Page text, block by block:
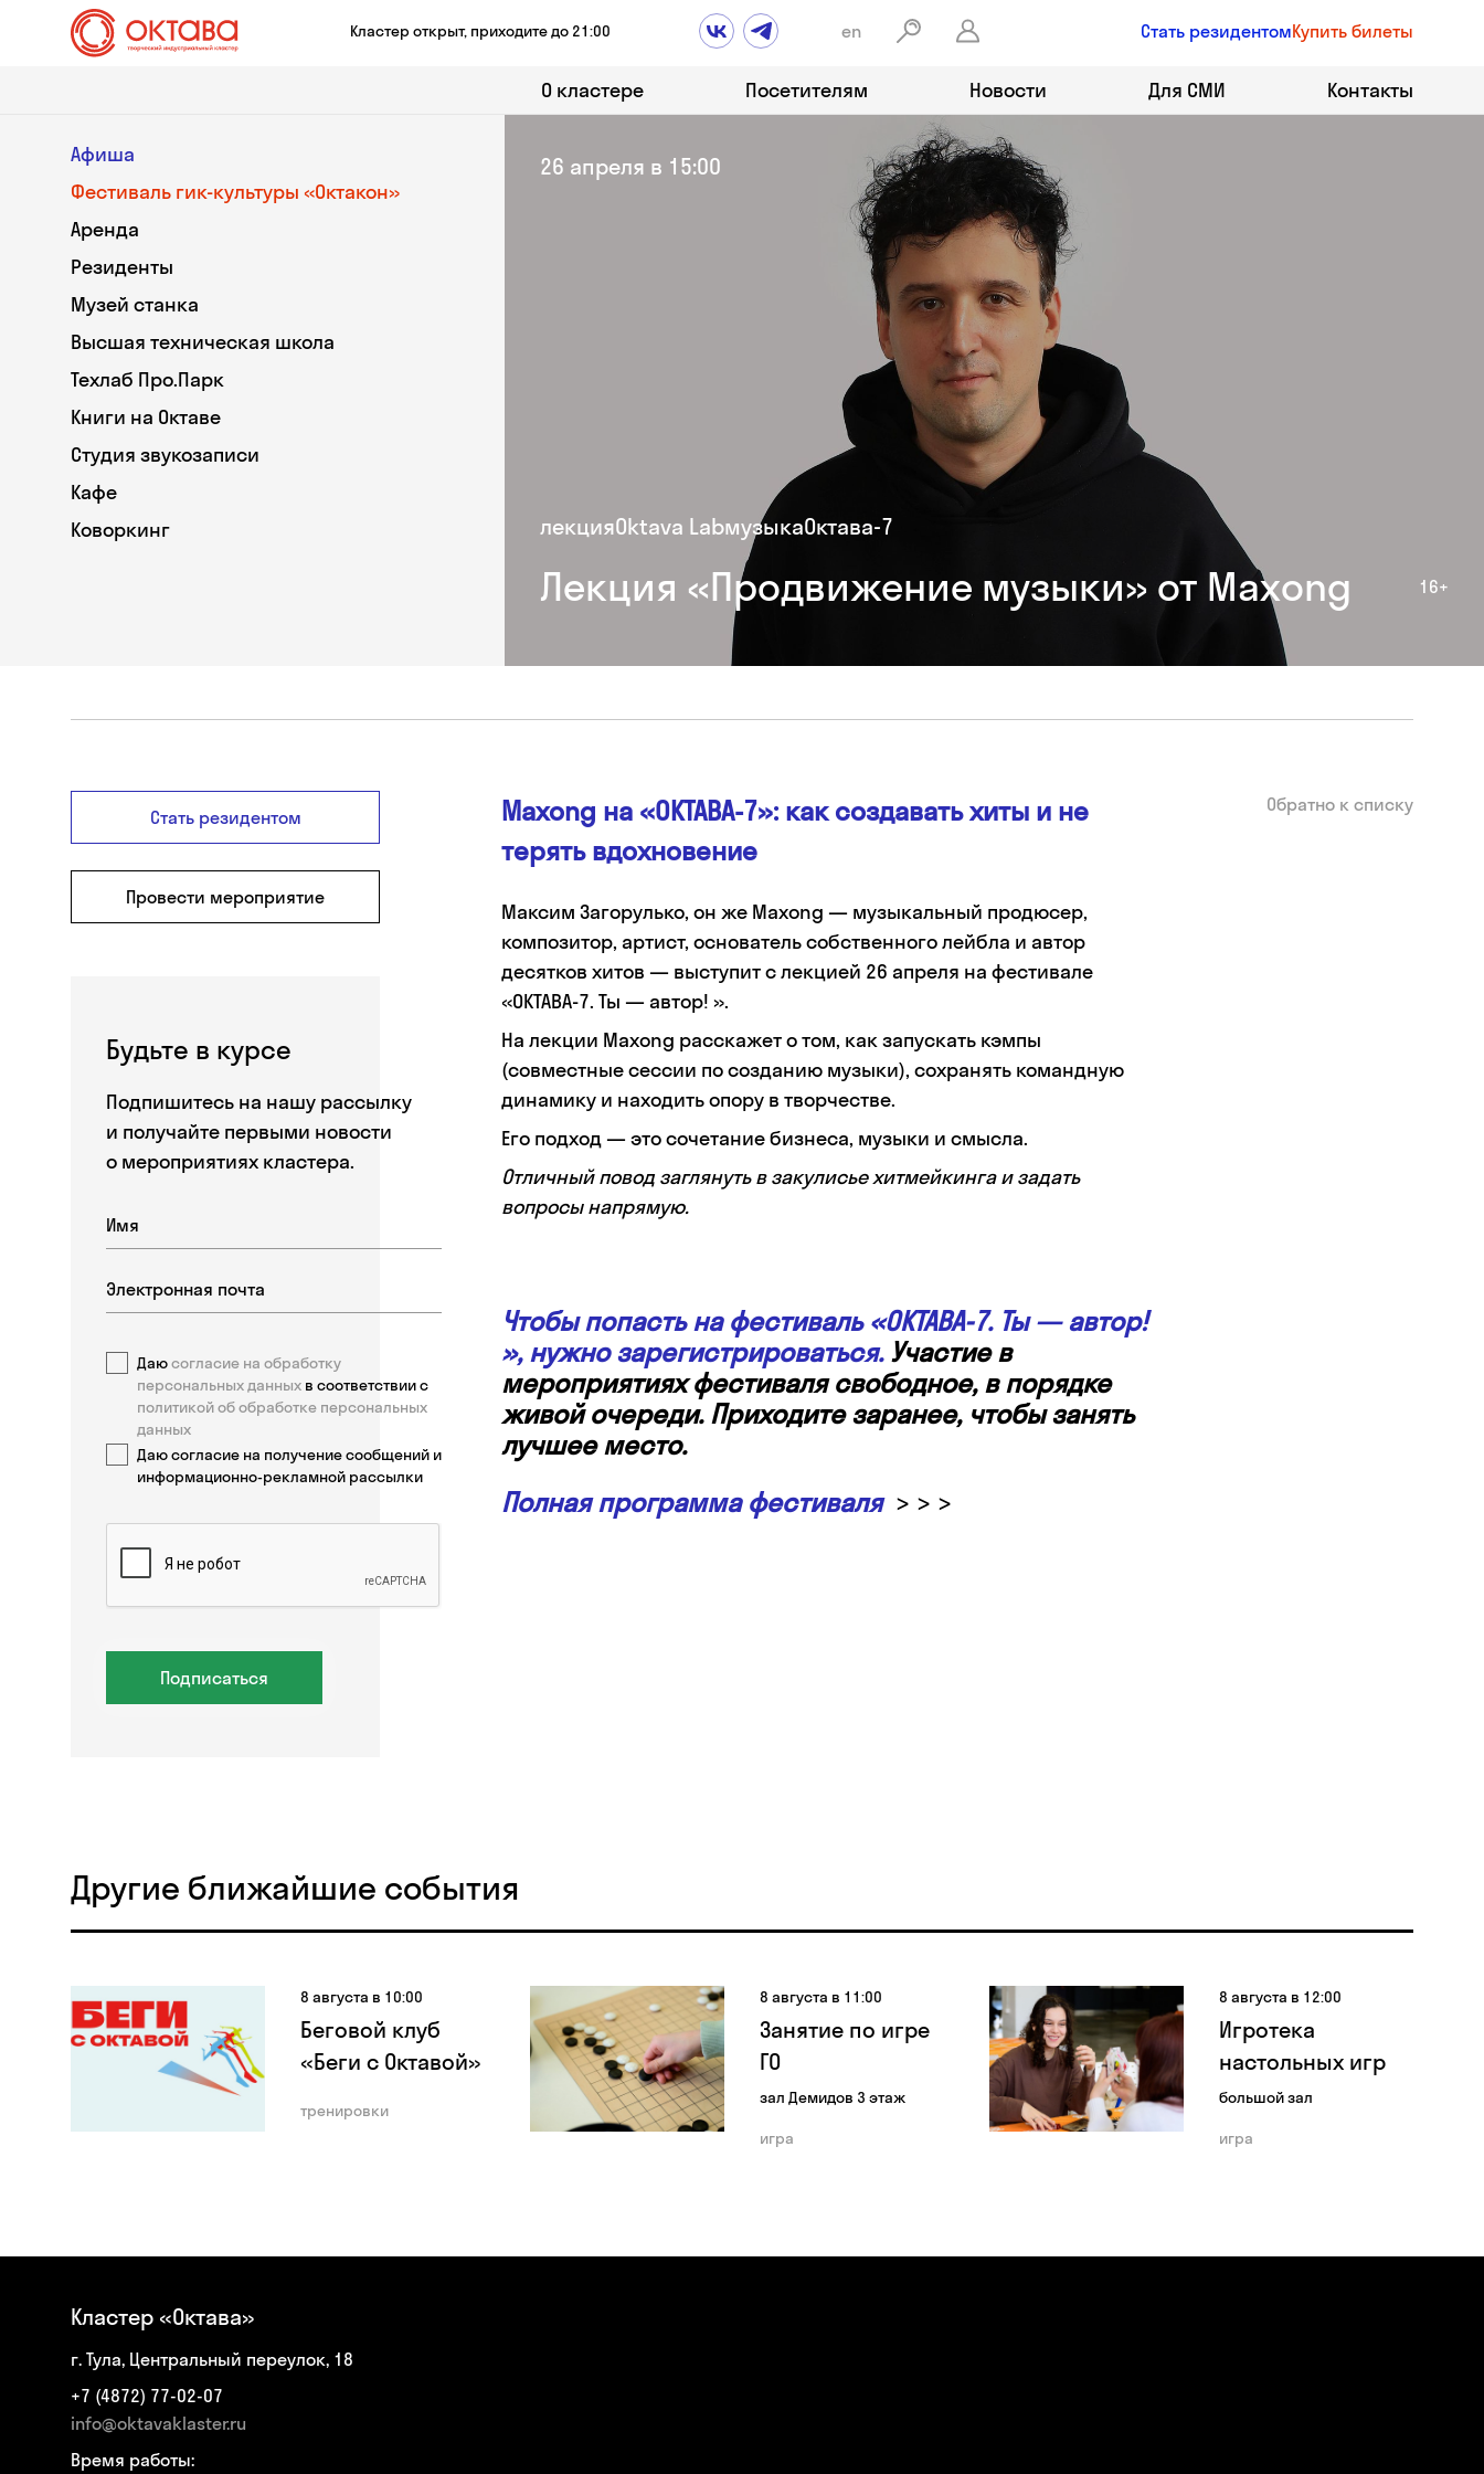
Кластер открыт, приходите до 21:00 en Стать резидентомКупить билеты
О кластере Посетителям Новости Для СМИ Контакты
Афиша
Фестиваль гик-культуры «Октакон»
Аренда
Резиденты
Музей станка
Высшая техническая школа
Техлаб Про.Парк
Книги на Октаве
Студия звукозаписи
Кафе
Коворкинг
26 апреля в 15:00
лекцияOktava LabмузыкаОктава-7
Лекция «Продвижение музыки» от Maxong 16+
Стать резидентом
Провести мероприятие
Будьте в курсе
Подпишитесь на нашу рассылку
и получайте первыми новости
о мероприятиях кластера.
Даюсогласие на обработку
персональных данных в соответствии с
политикой об обработке персональных
данных
Даю согласие на получение сообщений и
информационно-рекламной рассылки
Подписаться
Maxong на «ОКТАВА-7»: как создавать хиты и не
терять вдохновение
Максим Загорулько, он же Maxong — музыкальный продюсер,
композитор, артист, основатель собственного лейбла и автор
десятков хитов — выступит с лекцией 26 апреля на фестивале
«ОКТАВА-7. Ты — автор! ».
На лекции Maxong расскажет о том, как запускать кэмпы
(совместные сессии по созданию музыки), сохранять командную
динамику и находить опору в творчестве.
Его подход — это сочетание бизнеса, музыки и смысла.
Отличный повод заглянуть в закулисье хитмейкинга и задать
вопросы напрямую.
Чтобы попасть на фестиваль «ОКТАВА-7. Ты — автор!
», нужно зарегистрироваться.Участие в
мероприятиях фестиваля свободное, в порядке
живой очереди. Приходите заранее, чтобы занять
лучшее место.
Полная программа фестиваля > > >
Обратно к списку
Другие ближайшие события
8 августа в 10:00
Беговой клуб
«Беги с Октавой»
тренировки
8 августа в 11:00
Занятие по игре
ГО
зал Демидов 3 этаж
игра
8 августа в 12:00
Игротека
настольных игр
большой зал
игра
Кластер «Октава»
г. Тула, Центральный переулок, 18
+7 (4872) 77-02-07
info@oktavaklaster.ru
Время работы: